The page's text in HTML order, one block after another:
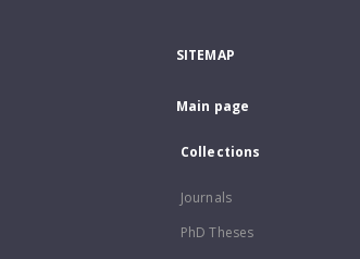
SITEMAP
Main page
Collections
Journals
PhD Theses